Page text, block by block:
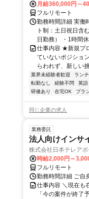
月給360,000円～
フルリモート
勤務時間詳細 実働
ト制：土日祝日含
日勤務） ・1時間
仕事内容 ★新規プ
ていないポジショ
らわれず、新しい
業界未経験者歓迎 ラン
転勤なし
経験不問 英語
研修あり
在宅OK ブラ
同じ企業の求人
業務委託
法人向けインサ
株式会社日本テレア
時給2,000円～
フルリモート
勤務時間詳細 ご自
仕事内容 ＼現在も
「今の案件が終了